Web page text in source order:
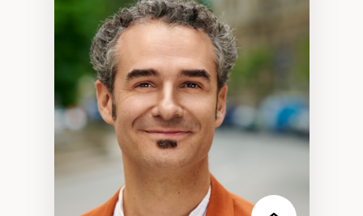
Économie circulaire
Modèles d’affaires durables
Histoire des faits économiques
Gestion durable des ressources naturelles
Écologie industrielle
Aménagement durable du territoire
Développement régional
Coopératives
Télétravail en milieu rural francophone
Transition socio-écologique